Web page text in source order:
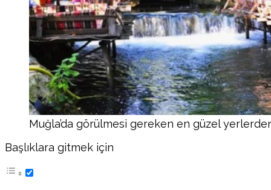
Muğla’da görülmesi gereken en güzel
Başlıklara gitmek için